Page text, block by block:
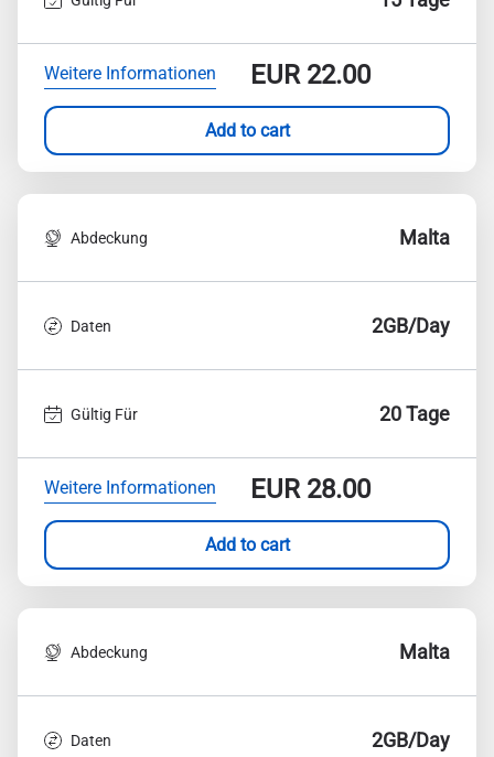
Weitere Informationen EUR22.00
Add to cart
Abdeckung Malta
Daten 2GB/Day
Gültig Für 20 Tage
Weitere Informationen EUR28.00
Add to cart
Abdeckung Malta
Daten 2GB/Day